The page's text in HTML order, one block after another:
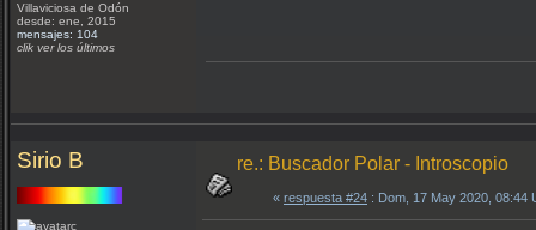
Villaviciosa de Odón
desde: ene, 2015
mensajes: 104
clik ver los últimos
Sirio B re.: Buscador Polar - Introscopio
« respuesta #24 : Dom, 17 May 2020, 08:44